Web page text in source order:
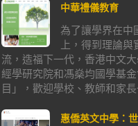
中華禮儀教育
為了讓學界在中
上，得到理論
流，造福下一代，香港中文
經學研究院和馮燊均國學基
目」，歡迎學校、教師和家長
惠僑英文中學：